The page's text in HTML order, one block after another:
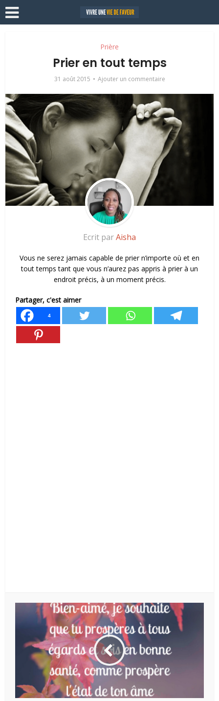
Prière
Prier en tout temps
31 août 2015 Ajouter un commentaire
Ecrit parAisha
Vous ne serez jamais capable de prier n’importe où et en
tout temps tant que vous n’aurez pas appris à prier à un
endroit précis, à un moment précis.
Partager, c'est aimer
4